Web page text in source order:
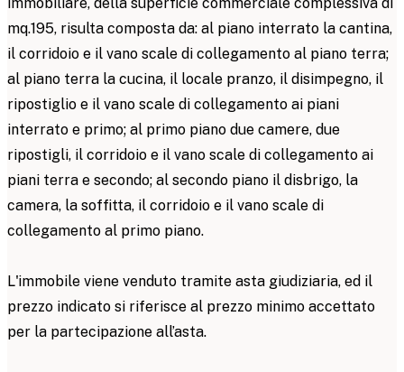
mq.195, risulta composta da: al piano interrato la cantina,
il corridoio e il vano scale di collegamento al piano terra;
al piano terra la cucina, il locale pranzo, il disimpegno, il
ripostiglio e il vano scale di collegamento ai piani
interrato e primo; al primo piano due camere, due
ripostigli, il corridoio e il vano scale di collegamento ai
piani terra e secondo; al secondo piano il disbrigo, la
camera, la soffitta, il corridoio e il vano scale di
collegamento al primo piano.
L'immobile viene venduto tramite asta giudiziaria, ed il
prezzo indicato si riferisce al prezzo minimo accettato
per la partecipazione all’asta.